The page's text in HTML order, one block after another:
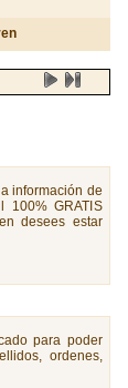
información de
GRATIS
desees estar
para poder
ordenes,